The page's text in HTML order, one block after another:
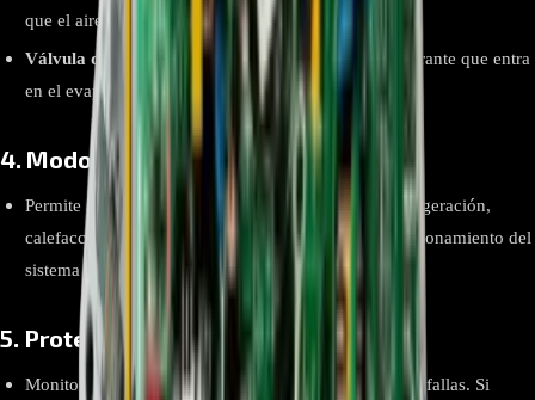
que el aire circule adecuadamente.
Válvula de Expansión
: Regula la cantidad de refrigerante que entra
en el evaporador.
4. Modos de Funcionamiento
Permite al usuario seleccionar diferentes modos (refrigeración,
calefacción, ventilación, etc.). La placa ajusta el funcionamiento del
sistema según el modo seleccionado.
5. Protección y Diagnóstico
Monitorea el funcionamiento del sistema en busca de fallas. Si